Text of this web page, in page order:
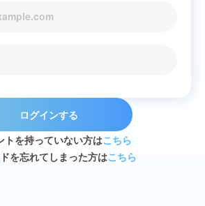
ログインする
トを持っていない方はこちら
を忘れてしまった方はこちら